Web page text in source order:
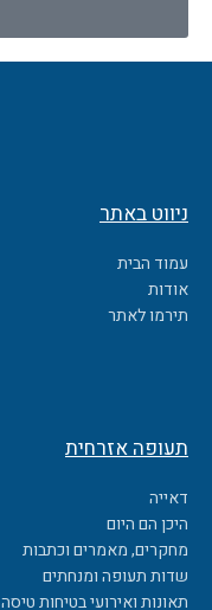
ניווט באתר
עמוד הבית
אודות
תירמו לאתר
תעופה אזרחית
דאייה
היכן הם היום
מחקרים, מאמרים וכתבות
שדות תעופה ומנחתים
תאונות ואירועי בטיחות טיסה